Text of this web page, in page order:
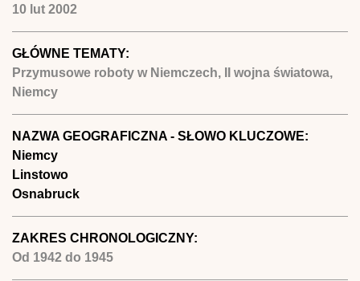
10 lut 2002
GŁÓWNE TEMATY:
Przymusowe roboty w Niemczech, II wojna światowa,
Niemcy
NAZWA GEOGRAFICZNA - SŁOWO KLUCZOWE:
Niemcy
Linstowo
Osnabruck
ZAKRES CHRONOLOGICZNY:
Od 1942 do 1945